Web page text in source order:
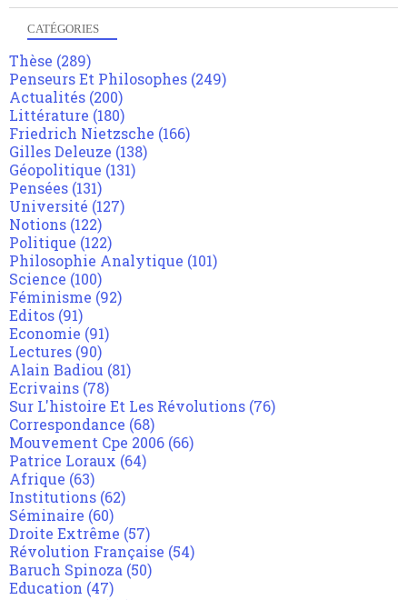
CATÉGORIES
Thèse (289)
Penseurs Et Philosophes (249)
Actualités (200)
Littérature (180)
Friedrich Nietzsche (166)
Gilles Deleuze (138)
Géopolitique (131)
Pensées (131)
Université (127)
Notions (122)
Politique (122)
Philosophie Analytique (101)
Science (100)
Féminisme (92)
Editos (91)
Economie (91)
Lectures (90)
Alain Badiou (81)
Ecrivains (78)
Sur L'histoire Et Les Révolutions (76)
Correspondance (68)
Mouvement Cpe 2006 (66)
Patrice Loraux (64)
Afrique (63)
Institutions (62)
Séminaire (60)
Droite Extrême (57)
Révolution Française (54)
Baruch Spinoza (50)
Education (47)